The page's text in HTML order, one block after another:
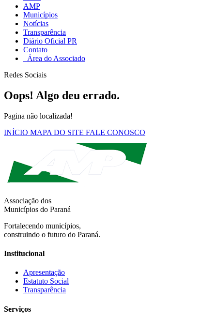
AMP
Municípios
Notícias
Transparência
Diário Oficial PR
Contato
Área do Associado
Redes Sociais
Oops! Algo deu errado.
Pagina não localizada!
INÍCIO MAPA DO SITE FALE CONOSCO
Associação dos
Municípios do Paraná
Fortalecendo municípios,
construindo o futuro do Paraná.
Institucional
Apresentação
Estatuto Social
Transparência
Serviços